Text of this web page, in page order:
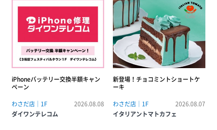
iPhoneバッテリー交換半額キャン
ペーン
わさだ店｜1F
2026.08.08
ダイワンテレコム
新登場！チョコミントショートケ
ーキ
わさだ店｜1F
2026.08.07
イタリアントマトカフェ